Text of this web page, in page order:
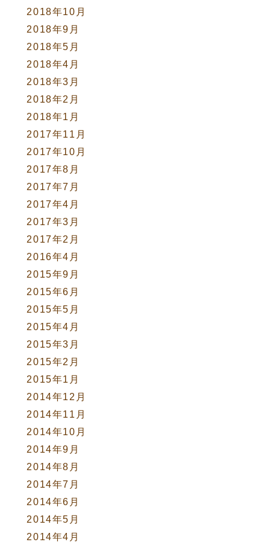
2018年10月
2018年9月
2018年5月
2018年4月
2018年3月
2018年2月
2018年1月
2017年11月
2017年10月
2017年8月
2017年7月
2017年4月
2017年3月
2017年2月
2016年4月
2015年9月
2015年6月
2015年5月
2015年4月
2015年3月
2015年2月
2015年1月
2014年12月
2014年11月
2014年10月
2014年9月
2014年8月
2014年7月
2014年6月
2014年5月
2014年4月